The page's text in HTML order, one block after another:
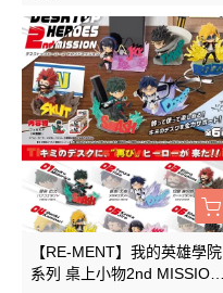
【RE-MENT】我的英雄學院
系列 桌上小物2nd MISSION